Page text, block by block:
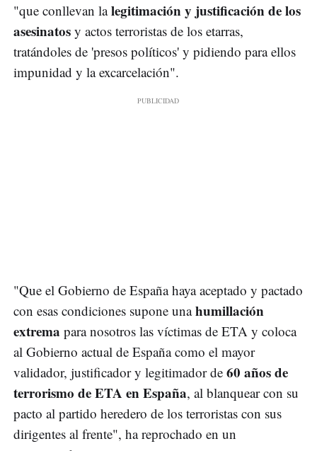
"que conllevan lalegitimación y justificación de los
asesinatos y actos terroristas de los etarras,
tratándoles de 'presos políticos' y pidiendo para ellos
impunidad y la excarcelación".
"Que el Gobierno de España haya aceptado y pactado
con esas condiciones supone unahumillación
extrema para nosotros las víctimas de ETA y coloca
al Gobierno actual de España como el mayor
validador, justificador y legitimador de 60 años de
terrorismo de ETA en España, al blanquear con su
pacto al partido heredero de los terroristas con sus
dirigentes al frente", ha reprochado en un